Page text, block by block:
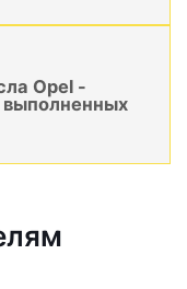
Opel -
выполненных